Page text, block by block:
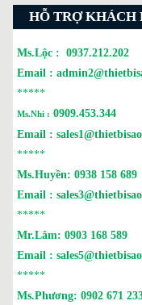
HỖ TRỢ KHÁCH
Ms.Lộc : 0937.212.202
Email :
*****
Ms.Nhi : 0909.453.344
Email :
*****
Ms.Huyền: 0938 158 689
Email :
*****
Mr.Lâm: 0903 168 589
Email :
*****
Ms.Phương: 0902 671